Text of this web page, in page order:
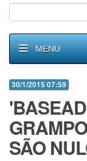
MENU
30/1/2015 07:59
SÃO